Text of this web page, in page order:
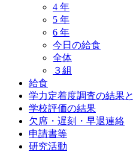
4 年
5 年
6 年
今日の給食
全体
３組
給食
学力定着度調査の結果
学校評価の結果
欠席・遅刻・早退連絡
申請書等
研究活動